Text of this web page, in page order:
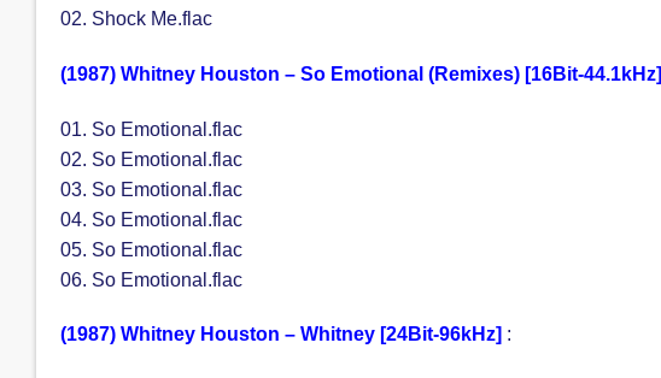
02. Shock Me.flac
(1987) Whitney Houston – So Emotional (Remixes) [16Bit-44.1kHz]
01. So Emotional.flac
02. So Emotional.flac
03. So Emotional.flac
04. So Emotional.flac
05. So Emotional.flac
06. So Emotional.flac
(1987) Whitney Houston – Whitney [24Bit-96kHz] :